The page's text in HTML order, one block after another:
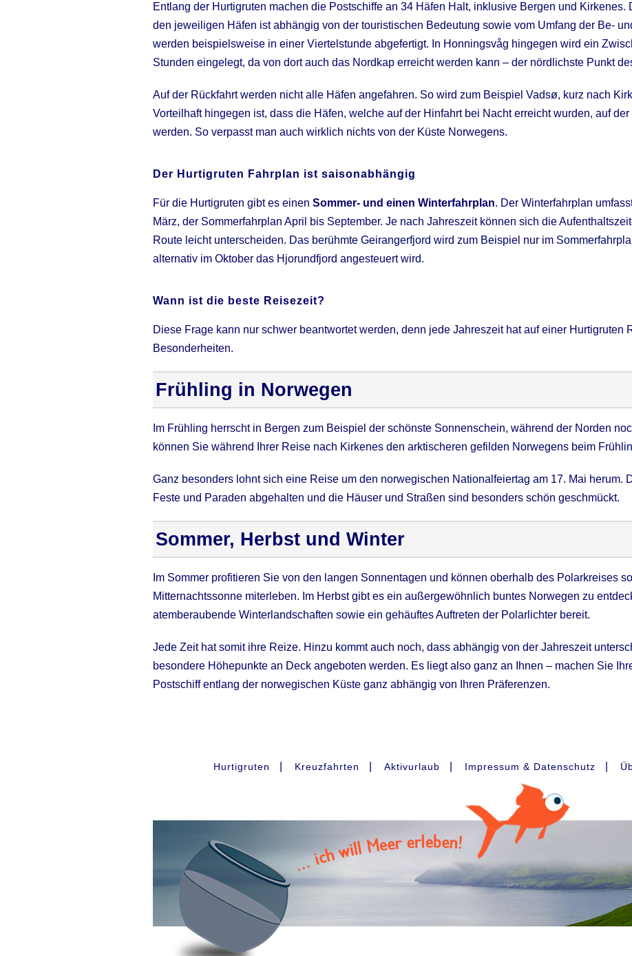
Entlang der Hurtigruten machen die Postschiffe an 34 Häfen Halt, inklusive Bergen und Kirkenes.
den jeweiligen Häfen ist abhängig von der touristischen Bedeutung sowie vom Umfang der Be-
werden beispielsweise in einer Viertelstunde abgefertigt. In Honningsvåg hingegen wird ein
Stunden eingelegt, da von dort auch das Nordkap erreicht werden kann – der nördlichste Punkt
Auf der Rückfahrt werden nicht alle Häfen angefahren. So wird zum Beispiel Vadsø, kurz nach
Vorteilhaft hingegen ist, dass die Häfen, welche auf der Hinfahrt bei Nacht erreicht wurden, auf
werden. So verpasst man auch wirklich nichts von der Küste Norwegens.
Der Hurtigruten Fahrplan ist saisonabhängig
Für die Hurtigruten gibt es einen Sommer- und einen Winterfahrplan. Der Winterfahrplan
März, der Sommerfahrplan April bis September. Je nach Jahreszeit können sich die
Route leicht unterscheiden. Das berühmte Geirangerfjord wird zum Beispiel nur im
alternativ im Oktober das Hjorundfjord angesteuert wird.
Wann ist die beste Reisezeit?
Diese Frage kann nur schwer beantwortet werden, denn jede Jahreszeit hat auf einer Hurtigruten
Besonderheiten.
Frühling in Norwegen
Im Frühling herrscht in Bergen zum Beispiel der schönste Sonnenschein, während der Norden
können Sie während Ihrer Reise nach Kirkenes den arktischeren gefilden Norwegens beim
Ganz besonders lohnt sich eine Reise um den norwegischen Nationalfeiertag am 17. Mai herum.
Feste und Paraden abgehalten und die Häuser und Straßen sind besonders schön geschmückt.
Sommer, Herbst und Winter
Im Sommer profitieren Sie von den langen Sonnentagen und können oberhalb des Polarkreises
Mitternachtssonne miterleben. Im Herbst gibt es ein außergewöhnlich buntes Norwegen zu
atemberaubende Winterlandschaften sowie ein gehäuftes Auftreten der Polarlichter bereit.
Jede Zeit hat somit ihre Reize. Hinzu kommt auch noch, dass abhängig von der Jahreszeit
besondere Höhepunkte an Deck angeboten werden. Es liegt also ganz an Ihnen – machen Sie
Postschiff entlang der norwegischen Küste ganz abhängig von Ihren Präferenzen.
Hurtigruten Kreuzfahrten Aktivurlaub Impressum & Datenschutz